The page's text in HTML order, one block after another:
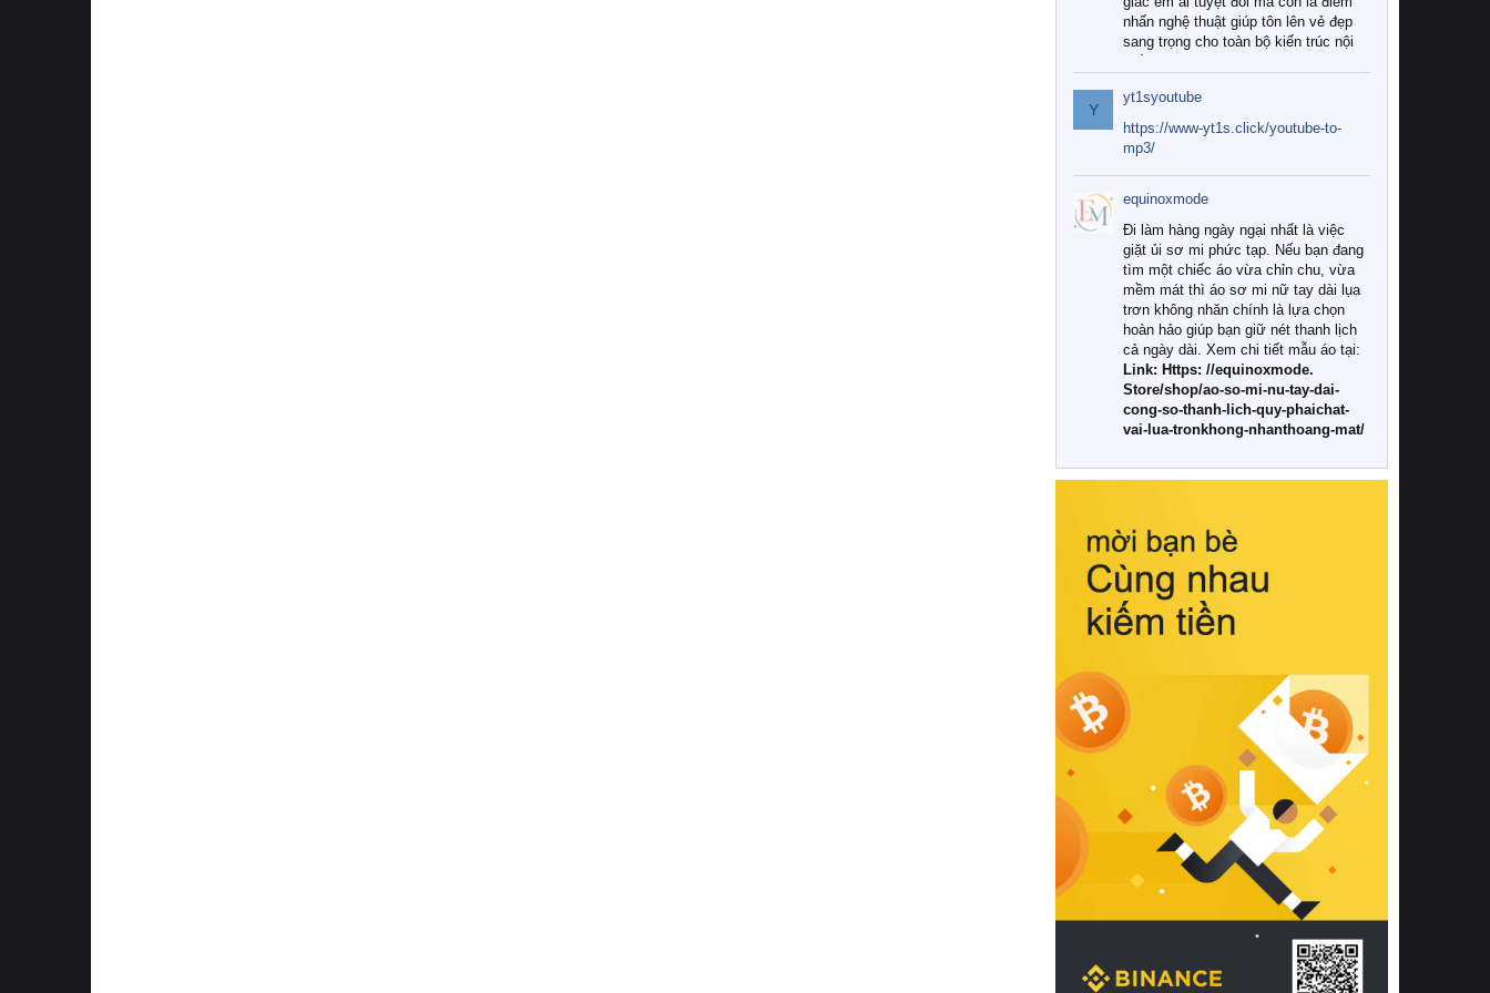
nhấn nghệ thuật giúp tôn lên vẻ đẹp
sang trọng cho toàn bộ kiến trúc nội
Tuy nhiên, giữa thị trường đa dạng
với vô vàn thương hiệu và mẫu mã
như hiện nay, làm thế nào để chọn
được những bộ chăn ga gối đệm cao
cấp thực sự chất lượng, phù hợp với
khí hậu và nhu cầu sử dụng của gia
đình? Hãy cùng chúng tôi đi tìm lời
giải đáp chi tiết qua bài viết dưới đây.
1. Tại sao các gia đình hiện đại lại ưa
chuộng chăn ga gối đệm cao cấp?
Khác với các dòng sản phẩm thông
thường, những bộ chăn ga gối đệm
cao cấp trải qua quy trình sản xuất
nghiêm ngặt từ khâu chọn lọc nguyên
liệu tự nhiên đến công nghệ dệt
nhuộm hiện đại không chứa hóa chất
này, bạn sẽ cảm nhận rõ rệt sự khác
hồi chuẩn xác của phần đệm nâng đỡ
cột sống.
Bên cạnh đó, việc lựa chọn các dòng
sản phẩm đạt chuẩn chất lượng quốc
tế còn giúp ngăn ngừa tình trạng kích
khuẩn và nấm mốc trong điều kiện
thời tiết nóng ẩm. Bạn có thể tìm hiểu
thêm các nghiên cứu khoa học về tác
động của giấc ngủ và môi trường
phòng ngủ đối với sức khỏe con
người tại Sleep Foundation (External
Link) để có cái nhìn toàn diện hơn.
2. Các tiêu chí vàng khi lựa chọn
chăn ga gối đệm cao cấp cho phòng
ngủ
Để sở hữu một bộ chăn ga gối đệm
cao cấp hoàn hảo cả về thẩm mỹ lẫn
công năng, người tiêu dùng cần cân
nhắc kỹ lưỡng các tiêu chí quan trọng
Y
yt1syoutube
https://www-yt1s.click/youtube-to-
mp3/
equinoxmode
Đi làm hàng ngày ngại nhất là việc
giặt ủi sơ mi phức tạp. Nếu bạn đang
tìm một chiếc áo vừa chỉn chu, vừa
mềm mát thì áo sơ mi nữ tay dài lụa
trơn không nhăn chính là lựa chọn
hoàn hảo giúp bạn giữ nét thanh lịch
cả ngày dài. Xem chi tiết mẫu áo tại:
Link: Https: //equinoxmode.
Store/shop/ao-so-mi-nu-tay-dai-
cong-so-thanh-lich-quy-phaichat-
vai-lua-tronkhong-nhanthoang-mat/